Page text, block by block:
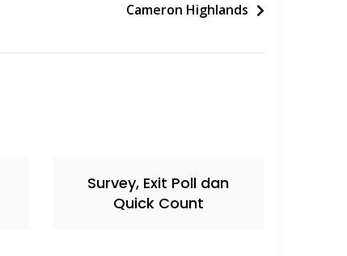
Cameron Highlands
Survey, Exit Poll dan
Quick Count